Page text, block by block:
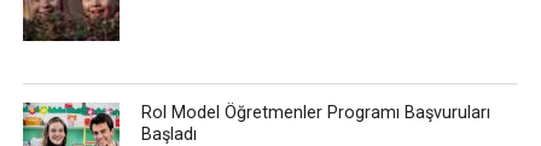
Rol Model Öğretmenler Programı Başvuruları
Başladı